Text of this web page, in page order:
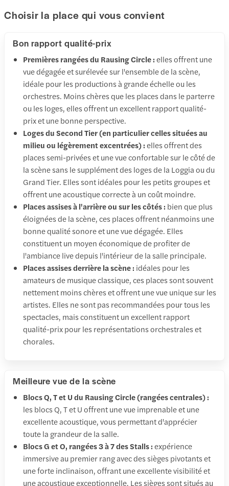
Choisir la place qui vous convient
Bon rapport qualité-prix
Premières rangées du Rausing Circle :elles offrent une
vue dégagée et surélevée sur l'ensemble de la scène,
idéale pour les productions à grande échelle ou les
orchestres. Moins chères que les places dans le parterre
ou les loges, elles offrent un excellent rapport qualité-
prix et une bonne perspective.
Loges du Second Tier (en particulier celles situées au
milieu ou légèrement excentrées) :elles offrent des
places semi-privées et une vue confortable sur le côté de
la scène sans le supplément des loges de la Loggia ou du
Grand Tier. Elles sont idéales pour les petits groupes et
offrent une acoustique correcte à un coût moindre.
Places assises à l'arrière ou sur les côtés : bien que plus
éloignées de la scène, ces places offrent néanmoins une
bonne qualité sonore et une vue dégagée. Elles
constituent un moyen économique de profiter de
l'ambiance live depuis l'intérieur de la salle principale.
Places assises derrière la scène : idéales pour les
amateurs de musique classique, ces places sont souvent
nettement moins chères et offrent une vue unique sur les
artistes. Elles ne sont pas recommandées pour tous les
spectacles, mais constituent un excellent rapport
qualité-prix pour les représentations orchestrales et
chorales.
Meilleure vue de la scène
Blocs Q, T et U du Rausing Circle (rangées centrales) :
les blocs Q, T et U offrent une vue imprenable et une
excellente acoustique, vous permettant d'apprécier
toute la grandeur de la salle.
Blocs G et O, rangées 3 à 7 des Stalls :expérience
immersive au premier rang avec des sièges pivotants et
une forte inclinaison, offrant une excellente visibilité et
une acoustique exceptionnelle. Les sièges sont situés au